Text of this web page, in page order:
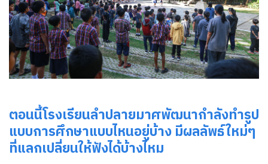
ตอนนี้โรงเรียนลำปลายมาศพัฒนากําลังทำรูป
แบบการศึกษาแบบไหนอยู่บ้าง มีผลลัพธ์ใหม่ๆ
ที่แลกเปลี่ยนให้ฟังได้บ้างไหม